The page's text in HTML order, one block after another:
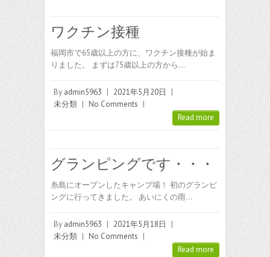
ワクチン接種
福岡市で65歳以上の方に、ワクチン接種が始ま
りました。 まずは75歳以上の方から…
By admin5963 | 2021年5月20日
|
未分類 | No Comments |
Read more
グランピングです・・・
糸島にオープンしたキャンプ場！ 初のグランピ
ングに行ってきました。 あいにくの雨…
By admin5963 | 2021年5月18日
|
未分類 | No Comments |
Read more